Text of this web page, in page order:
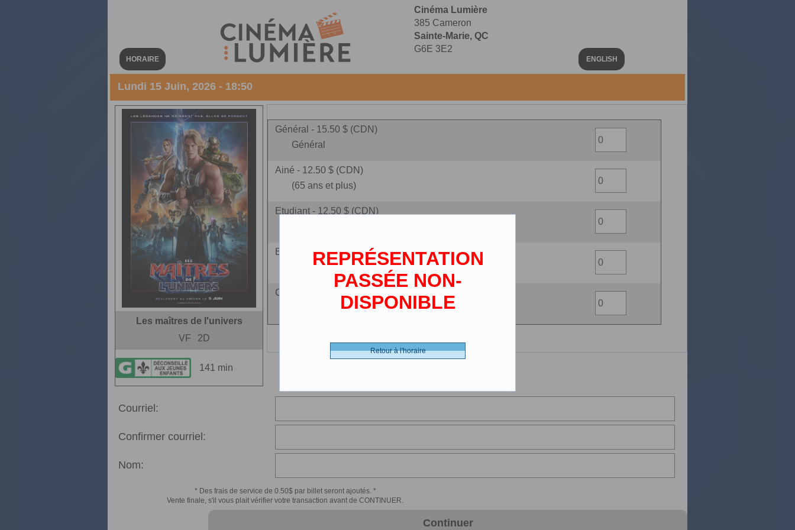
HORAIRE
Cinéma Lumière
385 Cameron
Sainte-Marie, QC
G6E 3E2
ENGLISH
Lundi 15 Juin, 2026 - 18:50
Les maîtres de l'univers
VF
2D
141 min
Général - 15.50 $ (CDN)
Général
Ainé - 12.50 $ (CDN)
(65 ans et plus)
Etudiant - 12.50 $ (CDN)
Enfant - 10.00 $ (CDN)
(2-12 ans)
Ciné-carte - 0.00 $ (CDN)
Courriel:
Confirmer courriel:
Nom:
* Des frais de service de 0.50$ par billet seront ajoutés. *
Vente finale, s'il vous plait vérifier votre transaction avant de CONTINUER.
Continuer
REPRÉSENTATION
PASSÉE NON-
DISPONIBLE
Retour à l'horaire